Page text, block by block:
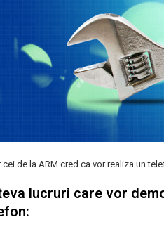
cei de la ARM cred ca vor realiza un
lucruri care vor